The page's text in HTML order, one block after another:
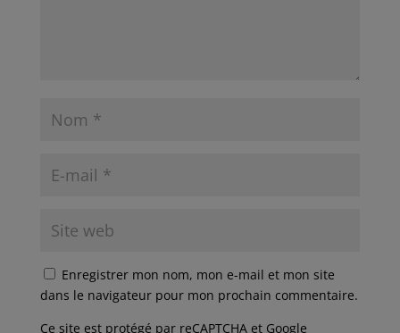
Enregistrer mon nom, mon e-mail et mon site
dans le navigateur pour mon prochain commentaire.
Ce site est protégé par reCAPTCHA et Google